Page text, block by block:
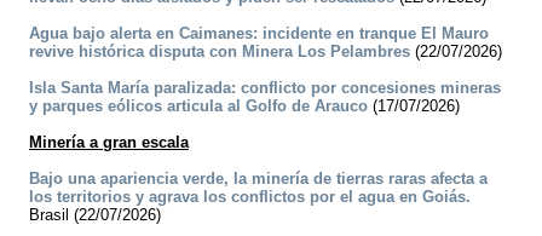
Agua bajo alerta en Caimanes: incidente en tranque El Mauro
revive histórica disputa con Minera Los Pelambres (22/07/2026)
Isla Santa María paralizada: conflicto por concesiones mineras
y parques eólicos articula al Golfo de Arauco (17/07/2026)
Minería a gran escala
Bajo una apariencia verde, la minería de tierras raras afecta a
los territorios y agrava los conflictos por el agua en Goiás.
Brasil (22/07/2026)